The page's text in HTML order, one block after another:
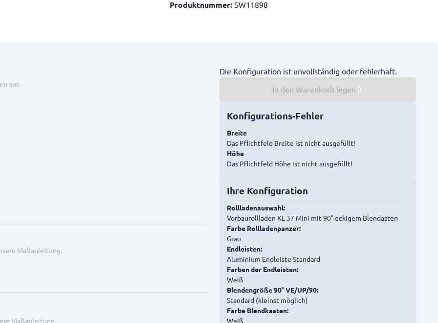
Produktnummer: SW11898
aus.
Maßanleitung.
Maßanleitung.
Die Konfiguration ist unvollständig oder fehlerhaft.
In den Warenkorb legen
Konfigurations-Fehler
Breite
Das Pflichtfeld Breite ist nicht ausgefüllt!
Höhe
Das Pflichtfeld Höhe ist nicht ausgefüllt!
Ihre Konfiguration
Rollladenauswahl:
Vorbaurollladen KL 37 Mini mit 90° eckigem Blendasten
Farbe Rollladenpanzer:
Grau
Endleisten:
Aluminium Endleiste Standard
Farben der Endleisten:
Weiß
Blendengröße 90° VE/UP/90:
Standard (kleinst möglich)
Farbe Blendkasten:
Weiß